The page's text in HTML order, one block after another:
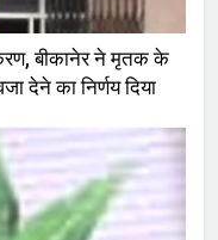
बीकानेर ने मृतक के
देने का निर्णय दिया